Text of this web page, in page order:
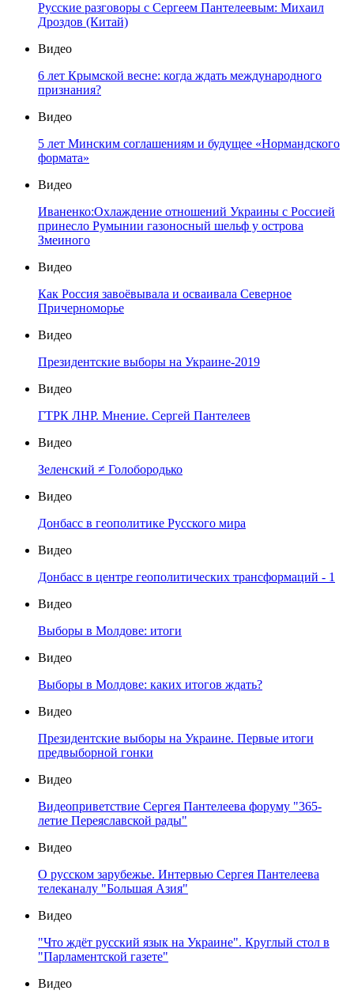
Русские разговоры с Сергеем Пантелеевым: Михаил
Дроздов (Китай)
Видео
6 лет Крымской весне: когда ждать международного
признания?
Видео
5 лет Минским соглашениям и будущее «Нормандского
формата»
Видео
Иваненко:Охлаждение отношений Украины с Россией
принесло Румынии газоносный шельф у острова
Змеиного
Видео
Как Россия завоёвывала и осваивала Северное
Причерноморье
Видео
Президентские выборы на Украине-2019
Видео
ГТРК ЛНР. Мнение. Сергей Пантелеев
Видео
Зеленский ≠ Голобородько
Видео
Донбасс в геополитике Русского мира
Видео
Донбасс в центре геополитических трансформаций - 1
Видео
Выборы в Молдове: итоги
Видео
Выборы в Молдове: каких итогов ждать?
Видео
Президентские выборы на Украине. Первые итоги
предвыборной гонки
Видео
Видеоприветствие Сергея Пантелеева форуму "365-
летие Переяславской рады"
Видео
О русском зарубежье. Интервью Сергея Пантелеева
телеканалу "Большая Азия"
Видео
"Что ждёт русский язык на Украине". Круглый стол в
"Парламентской газете"
Видео